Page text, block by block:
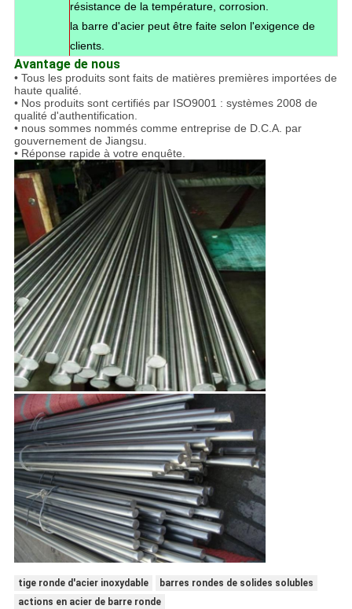
résistance de la température, corrosion.
la barre d'acier peut être faite selon l'exigence de
clients.
Avantage de nous
• Tous les produits sont faits de matières premières importées de
haute qualité.
• Nos produits sont certifiés par ISO9001 : systèmes 2008 de
qualité d'authentification.
• nous sommes nommés comme entreprise de D.C.A. par
gouvernement de Jiangsu.
• Réponse rapide à votre enquête.
tige ronde d'acier inoxydable
barres rondes de solides solubles
actions en acier de barre ronde